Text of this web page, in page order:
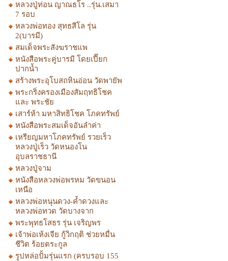
หลวงปู่ท่อน ญาณธโร ..รุ่น.เสมา
7 รอบ
หลวงพ่อทอง สุทธสีโล รุ่น
2(บารมี)
สมเด็จพระสังฆราชแพ
หนังสือพระคู่บารมี โดยเปี๊ยก
ปากน้ำ
สร้างพระอุโบสถหินอ่อน วัดพายัพ
พระกริ่งครองเมืองสัมฤทธิโชค
และ พระชัย
เสาร์ห้า มหาสิทธิโชค โภคทรัพย์
หนังสือพระสมเด็จอันลำค่า
เหรียญมหาโภคทรัพย์ รวยเร็ว
หลวงปู่เร็ว วัดหนองโน
อุบลราชธานี
หลวงปู่จาม
หนังสือหลวงพ่อพรหม วัดขนอน
เหนือ
หลวงพ่อหนุนดวง-ค้ำดวงและ
หลวงพ่อทวด วัดบางจาก
พระพุทธโสธร รุ่น เจริญพร
เจ้าพ่อเห้งเจีย กู้วิกฤติ ช่วยหมื่น
ชีวิต ร้อยตระกูล
รูปหล่อปั้มรุ่นแรก (ครบรอบ 155